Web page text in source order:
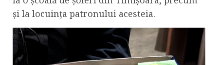
și la locuința patronului acesteia.